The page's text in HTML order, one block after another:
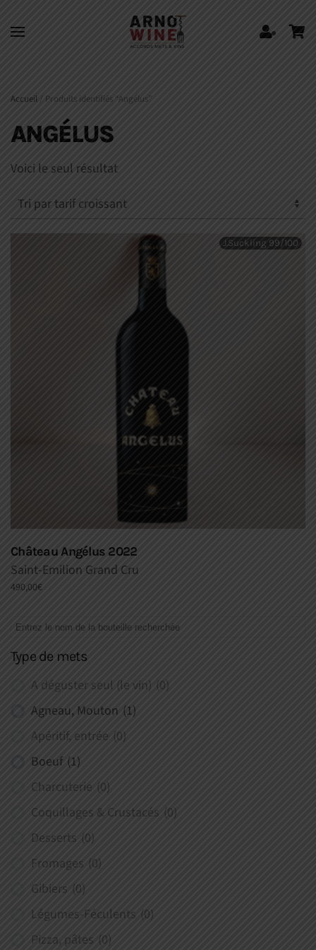
Skip to main content
Accueil / Produits identifiés “Angélus”
ANGÉLUS
Voici le seul résultat
Château Angélus 2022
Saint-Emilion Grand Cru
J.Suckling 99/100
490,00€
Type de mets
A déguster seul (le vin) (0)
Agneau, Mouton (1)
Apéritif, entrée (0)
Boeuf (1)
Charcuterie (0)
Coquillages & Crustacés (0)
Desserts (0)
Fromages (0)
Gibiers (0)
Légumes-Féculents (0)
Pizza, pâtes (0)